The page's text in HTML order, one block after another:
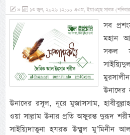
» ১৩ জুন, ২০২৬ ১২:০০ এএম, ইয়াওমুছ সাবত
সব
মহান
সকল
উনাদের
উনাদের রসূল, নূরে মুজাসসাম,
ওয়া সাল্লাম উনার প্রতি অফুরন্ত দুরূদ
সাইয়্যিদাতুনা হযরত উম্মুল মু’মিনীন